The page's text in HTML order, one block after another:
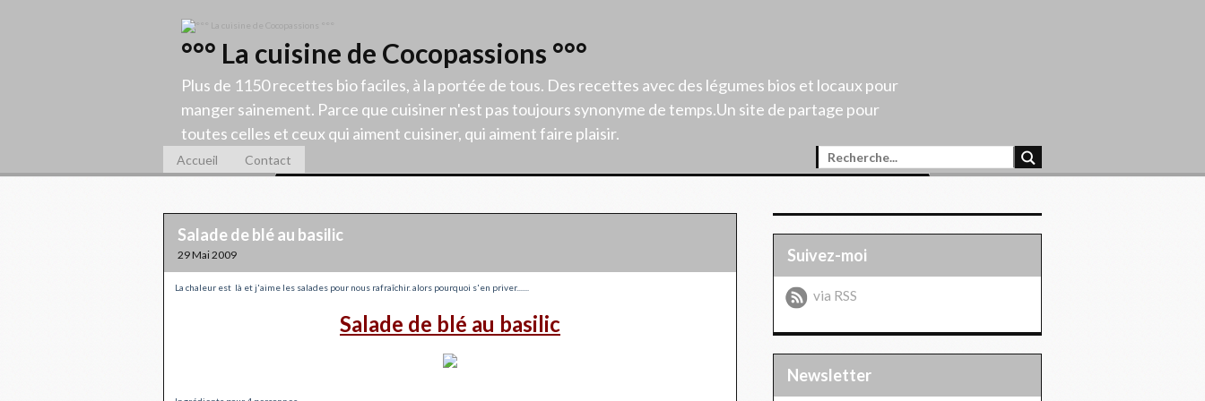
°°° La cuisine de Cocopassions °°°
Plus de 1150 recettes bio faciles, à la portée de tous. Des recettes avec des légumes bios et locaux pour
manger sainement. Parce que cuisiner n'est pas toujours synonyme de temps.Un site de partage pour
toutes celles et ceux qui aiment cuisiner, qui aiment faire plaisir.
Accueil Contact
Salade de blé au basilic
29 Mai 2009
La chaleur est là et j'aime les salades pour nous rafraîchir. alors pourquoi s'en priver.......
Salade de blé au basilic
Suivez-moi
via RSS
Newsletter